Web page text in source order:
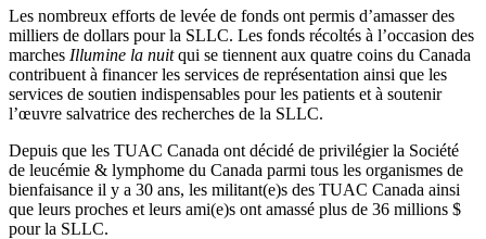
Les nombreux efforts de levée de fonds ont permis d’amasser des
milliers de dollars pour la SLLC. Les fonds récoltés à l’occasion des
marches Illumine la nuitqui se tiennent aux quatre coins du Canada
contribuent à financer les services de représentation ainsi que les
services de soutien indispensables pour les patients et à soutenir
l’œuvre salvatrice des recherches de la SLLC.
Depuis que les TUAC Canada ont décidé de privilégier la Société
de leucémie & lymphome du Canada parmi tous les organismes de
bienfaisance il y a 30 ans, les militant(e)s des TUAC Canada ainsi
que leurs proches et leurs ami(e)s ont amassé plus de 36 millions $
pour la SLLC.